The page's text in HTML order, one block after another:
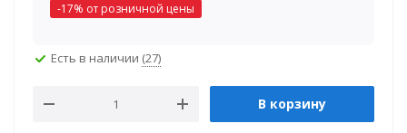
-17% от розничной цены
Есть в наличии (27)
В корзину